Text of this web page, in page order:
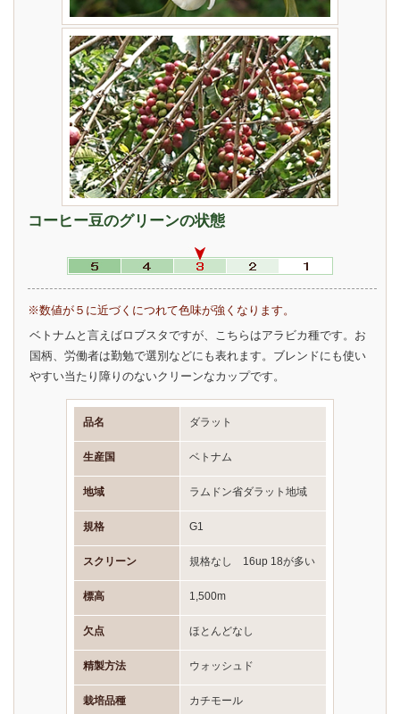
コーヒー豆のグリーンの状態
※数値が５に近づくにつれて色味が強くなります。
ベトナムと言えばロブスタですが、こちらはアラビカ種です。お
国柄、労働者は勤勉で選別などにも表れます。ブレンドにも使い
やすい当たり障りのないクリーンなカップです。
品名 ダラット
生産国 ベトナム
地域 ラムドン省ダラット地域
規格 G1
スクリーン 規格なし 16up 18が多い
標高 1,500m
欠点 ほとんどなし
精製方法 ウォッシュド
栽培品種 カチモール